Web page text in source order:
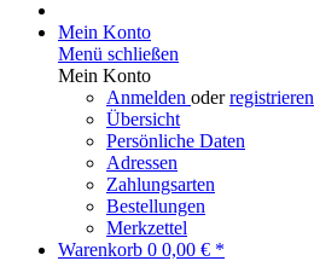
Mein Konto
Menü schließen
Mein Konto
Anmelden oderregistrieren
Übersicht
Persönliche Daten
Adressen
Zahlungsarten
Bestellungen
Merkzettel
Warenkorb 0 0,00 € *